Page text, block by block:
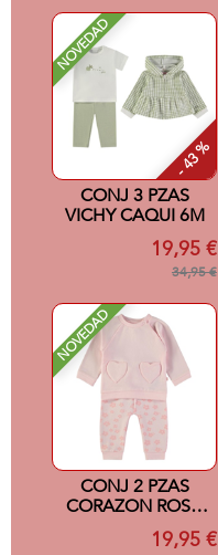
NOVEDAD
- 43 %
CONJ 3 PZAS
VICHY CAQUI 6M
19,95 €
34,95 €
NOVEDAD
CONJ 2 PZAS
CORAZON ROSA
19,95 €